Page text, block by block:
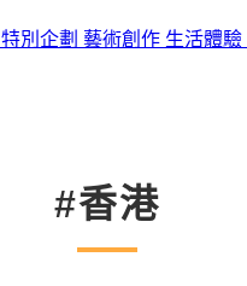
特別企劃 藝術創作 生活體驗
#香港